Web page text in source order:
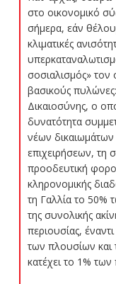
στο οικονομικό
σήμερα, εάν
κλιματικές
σοσιαλισμός» τον
βασικούς
Δικαιοσύνης, ο
δυνατότητα
νέων
επιχειρήσεων, τη
προοδευτική
κληρονομικής
τη Γαλλία το 50%
της συνολικής
περιουσίας,
των πλουσίων
κατέχει το 1%